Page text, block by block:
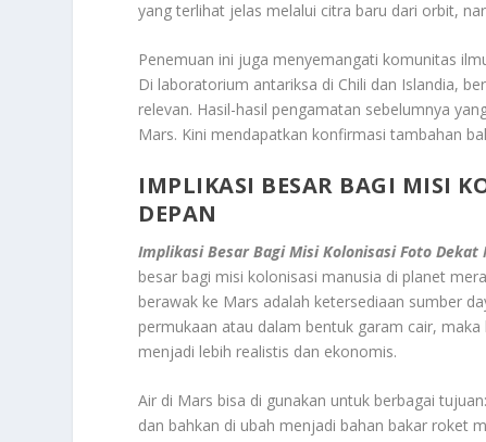
yang terlihat jelas melalui citra baru dari orbit,
Penemuan ini juga menyemangati komunitas
Di laboratorium antariksa di Chili dan Islandia,
relevan. Hasil-hasil pengamatan sebelumnya
Mars. Kini mendapatkan konfirmasi tambahan
IMPLIKASI BESAR BAGI MISI
DEPAN
Implikasi Besar Bagi Misi Kolonisasi Foto Dekat
besar bagi misi kolonisasi manusia di planet
berawak ke Mars adalah ketersediaan sumber
permukaan atau dalam bentuk garam cair,
menjadi lebih realistis dan ekonomis.
Air di Mars bisa di gunakan untuk berbagai
dan bahkan di ubah menjadi bahan bakar roket